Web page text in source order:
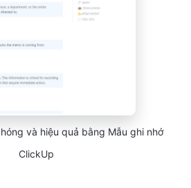
và hiệu quả bằng Mẫu ghi nhớ
ClickUp